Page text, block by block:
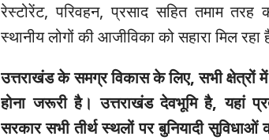
रेस्टोरेंट, परिवहन, प्रसाद सहित तमाम तरह
स्थानीय लोगों की आजीविका को सहारा मिल रहा
उत्तराखंड के समग्र विकास के लिए, सभी क्षेत्रों में
होना जरूरी है। उत्तराखंड देवभूमि है, यहां
सरकार सभी तीर्थ स्थलों पर बुनियादी